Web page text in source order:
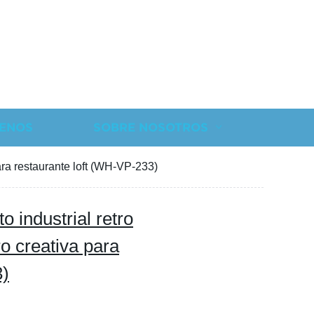
SOBRE NOSOTROS
restaurante loft (WH-VP-233)
industrial retro
creativa para